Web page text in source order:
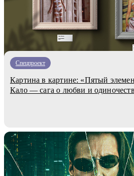
Спецпроект
Картина в картине: «Пятый
Кало — сага о любви и